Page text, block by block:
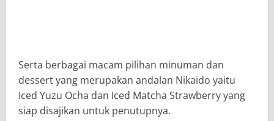
Serta berbagai macam pilihan minuman dan
dessert yang merupakan andalan Nikaido yaitu
Iced Yuzu Ocha dan Iced Matcha Strawberry yang
siap disajikan untuk penutupnya.